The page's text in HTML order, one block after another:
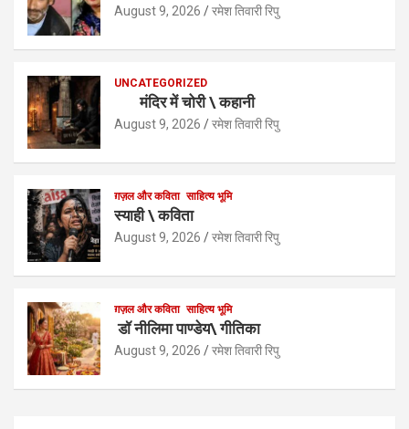
A
p
p
o
o
k
n
August 9, 2026 रमेश तिवारी रिपु
UNCATEGORIZED
मंदिर में चोरी \ कहानी
August 9, 2026 रमेश तिवारी रिपु
ग़ज़ल और कविता साहित्य भूमि
स्याही \ कविता
August 9, 2026 रमेश तिवारी रिपु
ग़ज़ल और कविता साहित्य भूमि
डॉ नीलिमा पाण्डेय\ गीतिका
August 9, 2026 रमेश तिवारी रिपु